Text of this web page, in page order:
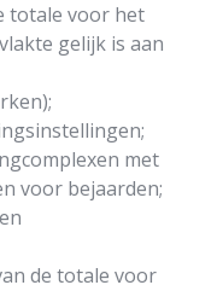
totale voor het
gelijk is aan
met
voor bejaarden;
de totale voor